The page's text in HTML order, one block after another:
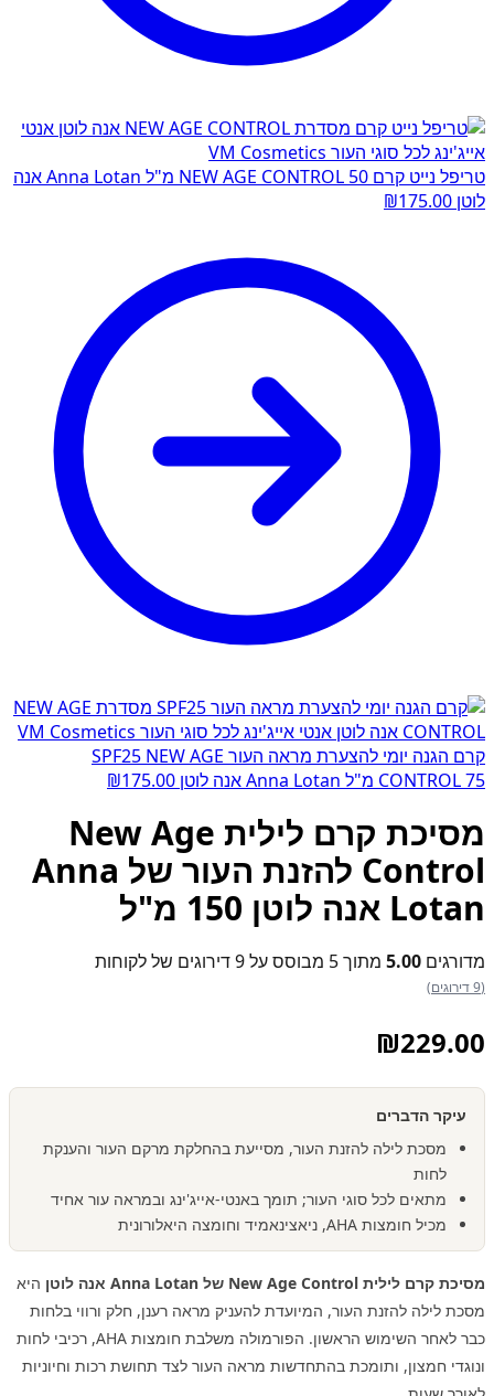
טריפל נייט קרם NEW AGE CONTROL 50 מ"ל Anna Lotan אנה
לוטן
₪175.00
קרם הגנה יומי להצערת מראה העור SPF25 NEW AGE
CONTROL 75 מ"ל Anna Lotan אנה לוטן
₪175.00
מסיכת קרם לילית New Age
Control להזנת העור של Anna
Lotan אנה לוטן 150 מ"ל
מדורגים 5.00 מתוך 5 מבוסס על 9דירוגים של לקוחות
(9 דירוגים)
₪229.00
עיקר הדברים
מסכת לילה להזנת העור, מסייעת בהחלקת מרקם העור והענקת
לחות
מתאים לכל סוגי העור; תומך באנטי-אייג'ינג ובמראה עור אחיד
מכיל חומצות AHA, ניאצינאמיד וחומצה היאלורונית
מסיכת קרם לילית New Age Control של Anna Lotan אנה לוטן
היא
מסכת לילה להזנת העור, המיועדת להעניק מראה רענן, חלק ורווי בלחות
כבר לאחר השימוש הראשון. הפורמולה משלבת חומצות AHA, רכיבי לחות
ונוגדי חמצון, ותומכת בהתחדשות מראה העור לצד תחושת רכות וחיוניות